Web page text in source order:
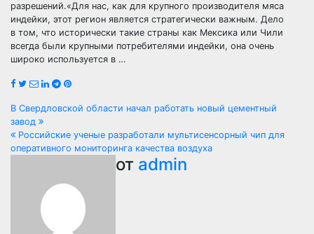
разрешений.«Для нас, как для крупного производителя мяса
индейки, этот регион является стратегически важным. Дело
в том, что исторически такие страны как Мексика или Чили
всегда были крупными потребителями индейки, она очень
широко используется в …
Навигация
по
В Свердловской области начал работать новый цементный
завод
Российские ученые разработали мультисенсорный чип для
оперативного мониторинга качества воздуха
от admin